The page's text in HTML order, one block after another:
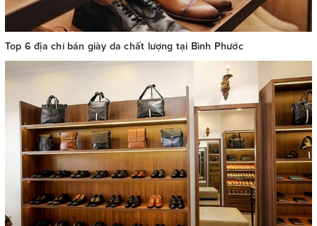
Top 6 địa chỉ bán giày da chất lượng tại Bình Phước